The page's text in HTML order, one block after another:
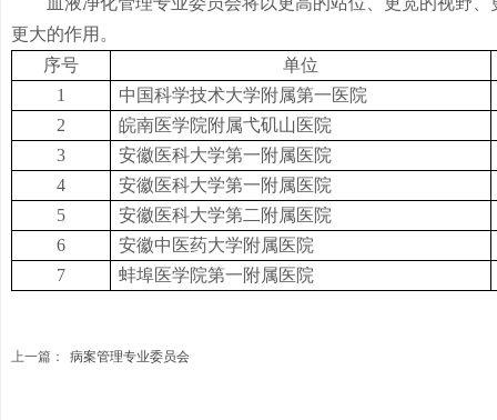
更大的作用。
序号
单位
1
中国科学技术大学附属第一医院
2
皖南医学院附属弋矶山医院
3
安徽医科大学第一附属医院
4
安徽医科大学第一附属医院
5
安徽医科大学第二附属医院
6
安徽中医药大学附属医院
7
蚌埠医学院第一附属医院
上一篇： 病案管理专业委员会